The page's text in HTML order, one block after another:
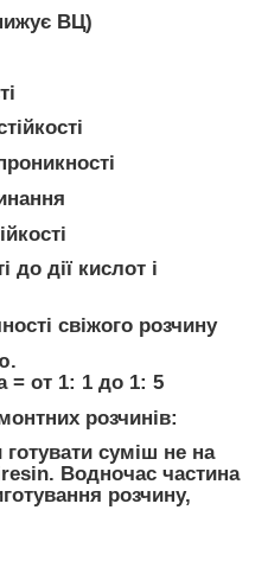
ВЦ)
до дії кислот і
свіжого розчину
= от 1: 1 до 1: 5
розчинів:
готувати суміш не на
Водночас частина
розчину,